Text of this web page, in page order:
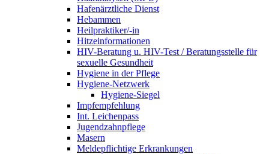
Hafenärztliche Dienst
Hebammen
Heilpraktiker/-in
Hitzeinformationen
HIV-Beratung u. HIV-Test / Beratungsstelle für
sexuelle Gesundheit
Hygiene in der Pflege
Hygiene-Netzwerk
Hygiene-Siegel
Impfempfehlung
Int. Leichenpass
Jugendzahnpflege
Masern
Meldepflichtige Erkrankungen